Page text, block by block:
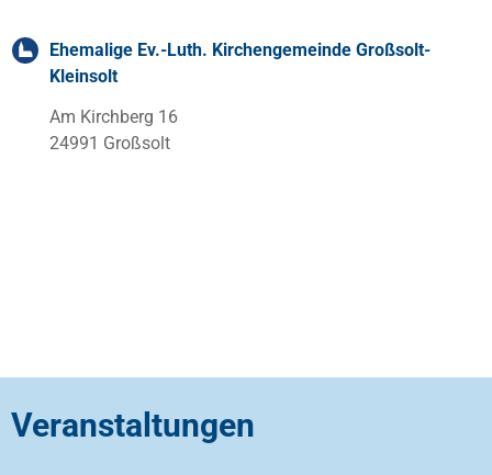
Ehemalige Ev.-Luth. Kirchengemeinde Großsolt-
Kleinsolt
Am Kirchberg 16
24991 Großsolt
Veranstaltungen